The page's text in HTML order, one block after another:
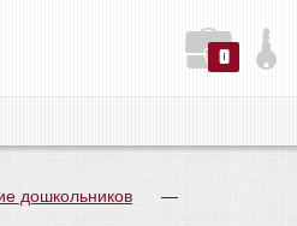
0
дошкольников
—